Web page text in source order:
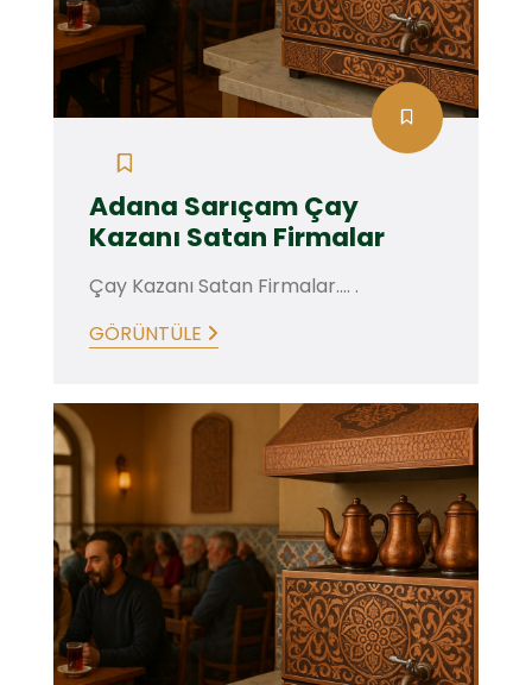
Adana Sarıçam Çay
Kazanı Satan Firmalar
Çay Kazanı Satan Firmalar.... .
GÖRÜNTÜLE